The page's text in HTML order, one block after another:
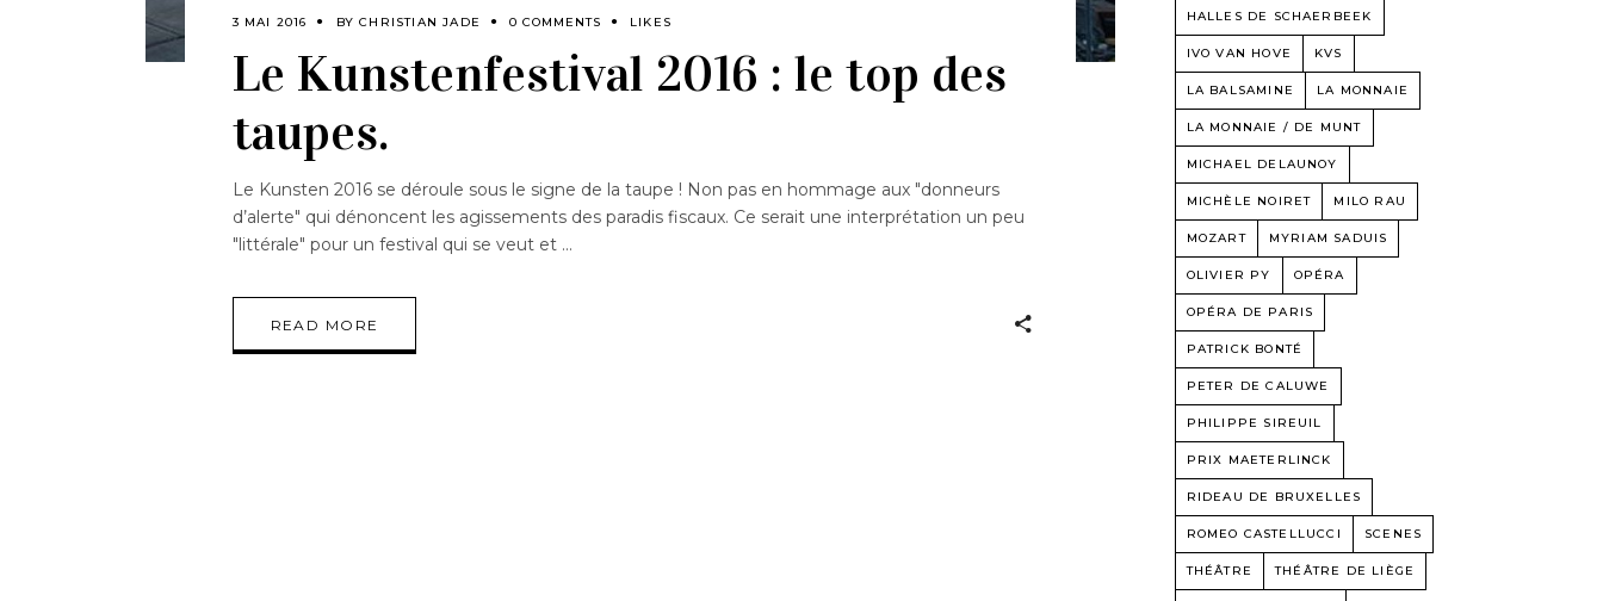
3 MAI 2016 BYCHRISTIAN JADE 0 COMMENTS LIKES
Le Kunstenfestival 2016 : le top des
taupes.
Le Kunsten 2016 se déroule sous le signe de la taupe ! Non pas en hommage aux "donneurs
d’alerte" qui dénoncent les agissements des paradis fiscaux. Ce serait une interprétation un peu
"littérale" pour un festival qui se veut et
READ MORE
HALLES DE SCHAERBEEK
IVO VAN HOVE KVS
LA BALSAMINE LA MONNAIE
LA MONNAIE / DE MUNT
MICHAEL DELAUNOY
MICHÈLE NOIRET MILO RAU
MOZART MYRIAM SADUIS
OLIVIER PY OPÉRA
OPÉRA DE PARIS
PATRICK BONTÉ
PETER DE CALUWE
PHILIPPE SIREUIL
PRIX MAETERLINCK
RIDEAU DE BRUXELLES
ROMEO CASTELLUCCI SCENES
THÉÂTRE THÉÂTRE DE LIÈGE